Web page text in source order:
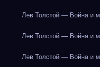
Лев Толстой — Война и
Лев Толстой — Война и
Лев Толстой — Война и